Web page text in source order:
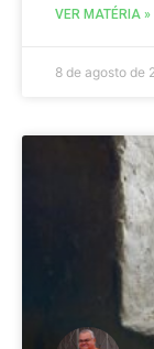
VER MATÉRIA »
8 de agosto de